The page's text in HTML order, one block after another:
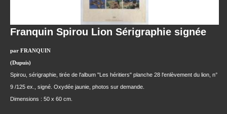
Franquin Spirou Lion Sérigraphie signée
par FRANQUIN
(Dupuis)
Spirou, sérigraphie, tirée de l'album "Les héritiers" planche 28 l'enlèvement du lion, n°
9 /125 ex., signé. Oxydée jaunie, photos sur demande.
Dimensions : 50 x 60 cm.